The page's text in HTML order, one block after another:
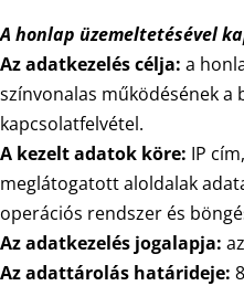
A honlap üzemeltetésével
Az adatkezelés célja: a
színvonalas működésének a
kapcsolatfelvétel.
A kezelt adatok köre: IP
meglátogatott aloldalak
operációs rendszer és
Az adatkezelés jogalapja:
Az adattárolás határideje: